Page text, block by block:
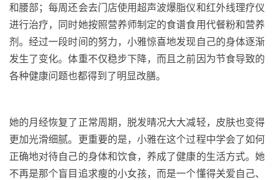
和腰部；每周还会去门店使用超声波爆脂仪和红外线理疗仪
进行治疗，同时她按照营养师制定的食谱食用代餐粉和营养
剂。经过一段时间的努力，小雅惊喜地发现自己的身体逐渐
发生了变化。体重不仅稳步下降，而且之前因为节食导致的
各种健康问题也都得到了明显改膳。
她的月经恢复了正常周期，脱发晴况大大减轻，皮肤也变得
更加光滑细腻。更重要的是，小雅在这个过程中学会了如何
正确地对待自己的身体和饮食，养成了健康的生活方式。她
不再是那个盲目追求瘦的小女孩，而是一个懂得关爱自己、